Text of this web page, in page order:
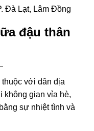
Đà Lạt, Lâm Đồng
đậu thân
với dân địa
không gian vỉa hè,
sự nhiệt tình và